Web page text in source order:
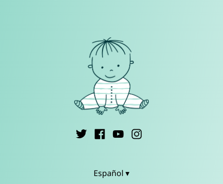
Español ▾